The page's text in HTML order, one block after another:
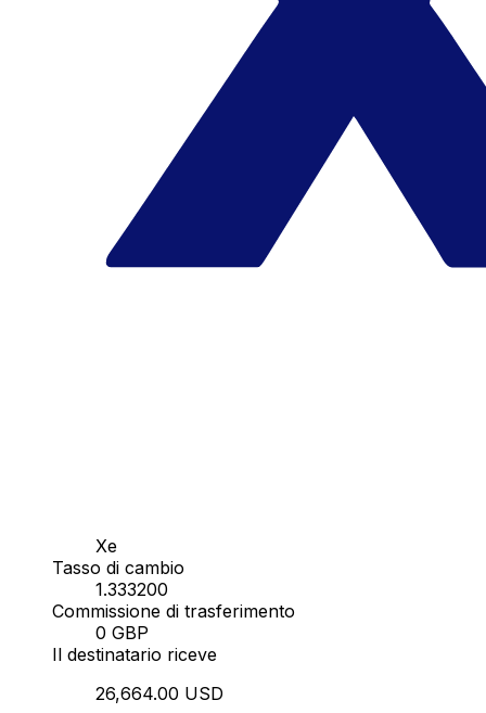
Xe
Tasso di cambio
1.333200
Commissione di trasferimento
0 GBP
Il destinatario riceve
26,664.00 USD